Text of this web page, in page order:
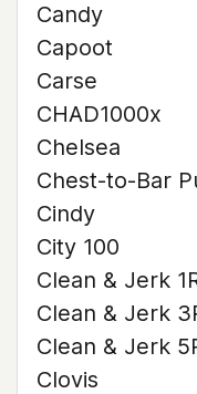
Candy
Capoot
Carse
CHAD1000x
Chelsea
Chest-to-Bar
Cindy
City 100
Clean & Jerk
Clean & Jerk
Clean & Jerk
Clovis